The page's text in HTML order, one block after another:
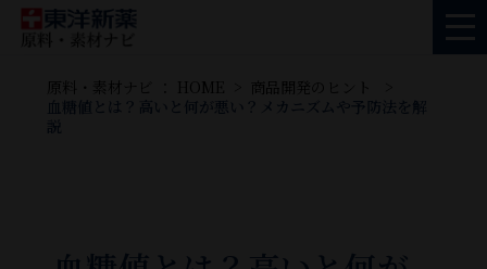
原料・素材ナビ ： HOME
商品開発のヒント
血糖値とは？高いと何が悪い？メカニズムや予防法を解
説